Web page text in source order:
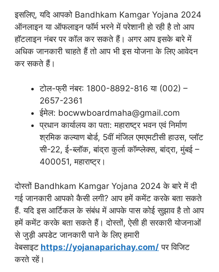
इसलिए, यदि आपको Bandhkam Kamgar Yojana 2024
ऑनलाइन या ऑफलाइन फॉर्म भरने में परेशानी हो रही है तो आप
हॉटलाइन नंबर पर कॉल कर सकते हैं। अगर आप इसके बारे में
अधिक जानकारी चाहते हैं तो आप भी इस योजना के लिए आवेदन
कर सकते हैं।
टोल-फ्री नंबर: 1800-8892-816 या (002) –
2657-2361
ईमेल: bocwwboardmaha@gmail.com
प्रधान कार्यालय का पता: महाराष्ट्र भवन एवं निर्माण
श्रमिक कल्याण बोर्ड, 5वीं मंजिल एमएमटीसी हाउस, प्लॉट
सी-22, ई-ब्लॉक, बांद्रा कुर्ला कॉम्प्लेक्स, बांद्रा, मुंबई –
400051, महाराष्ट्र।
दोस्तों Bandhkam Kamgar Yojana 2024 के बारे में दी
गई जानकारी आपको कैसी लगी? आप हमें कमेंट करके बता सकते
हैं. यदि इस आर्टिकल के संबंध में आपके पास कोई सुझाव है तो आप
हमें कमेंट करके बता सकते हैं। दोस्तों, ऐसी ही सरकारी योजनाओं
से जुड़ी अपडेट जानकारी पाने के लिए हमारी
वेबसाइट https://yojanaparichay.com/ पर विजिट
करते रहें।